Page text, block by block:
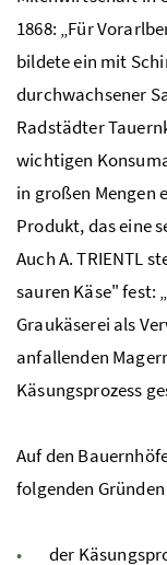
1868: „Für
bildete ein mit
durchwachsener
Radstädter
wichtigen
in großen Mengen
Produkt, das eine
Auch A. TRIENTL
sauren Käse" fest:
Graukäserei als
anfallenden
Käsungsprozess
Auf den
folgenden
der